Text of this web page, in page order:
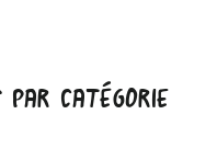
CATÉGORIE